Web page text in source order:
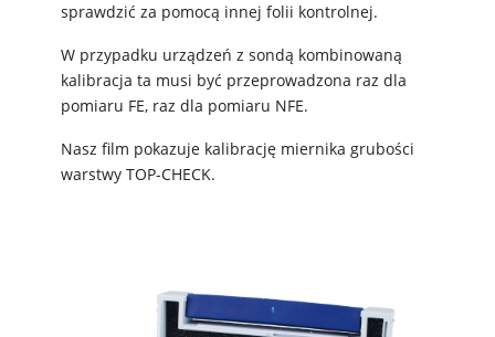
sprawdzić za pomocą innej folii kontrolnej.
W przypadku urządzeń z sondą kombinowaną
kalibracja ta musi być przeprowadzona raz dla
pomiaru FE, raz dla pomiaru NFE.
Nasz film pokazuje kalibrację miernika grubości
warstwy TOP-CHECK.